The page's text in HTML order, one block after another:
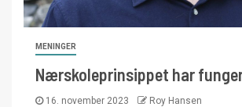
MENINGER
Nærskoleprinsippet har
16. november 2023 Roy Hansen